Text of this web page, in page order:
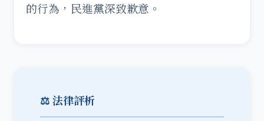
的行為，民進黨深致歉意。
⚖️ 法律評析